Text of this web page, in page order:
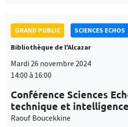
GRAND PUBLIC
SCIENCES ECHOS
Bibliothèque de l'Alcazar
Mardi 26 novembre 2024
14:00 à 16:00
Conférence Sciences
technique et
Raouf Boucekkine